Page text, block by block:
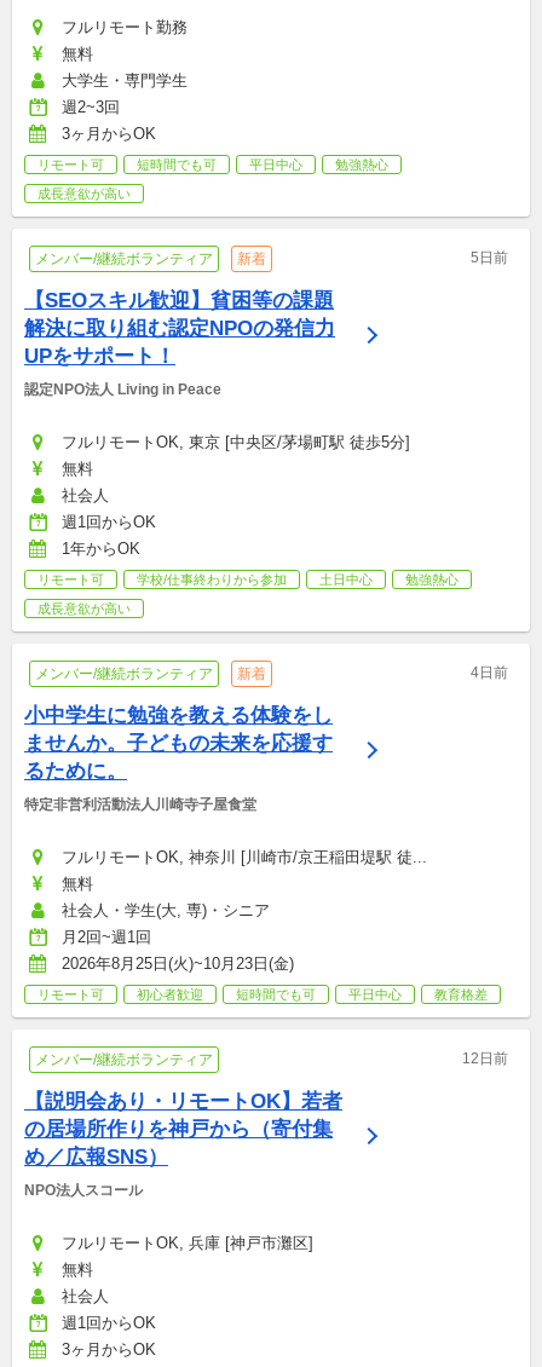
フルリモート勤務
無料
大学生・専門学生
週2~3回
3ヶ月からOK
リモート可 短時間でも可 平日中心
勉強熱心
成長意欲が高い
メンバー/継続ボランティア 新着 5日前
【SEOスキル歓迎】貧困等の課題
解決に取り組む認定NPOの発信力
UPをサポート！
認定NPO法人 Living in Peace
フルリモートOK, 東京 [中央区/茅場町駅 徒歩5分]
無料
社会人
週1回からOK
1年からOK
リモート可 学校/仕事終わりから参加 土日中心
勉強熱心
成長意欲が高い
メンバー/継続ボランティア 新着 4日前
小中学生に勉強を教える体験をし
ませんか。子どもの未来を応援す
るために。
特定非営利活動法人川崎寺子屋食堂
フルリモートOK, 神奈川 [川崎市/京王稲田堤駅 徒...
無料
社会人・学生(大, 専)・シニア
月2回~週1回
2026年8月25日(火)~10月23日(金)
リモート可 初心者歓迎 短時間でも可 平日中心 教育格差
メンバー/継続ボランティア 12日前
【説明会あり・リモートOK】若者
の居場所作りを神戸から（寄付集
め／広報SNS）
NPO法人スコール
フルリモートOK, 兵庫 [神戸市灘区]
無料
社会人
週1回からOK
3ヶ月からOK